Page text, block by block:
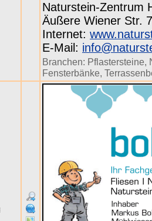
Naturstein-Zentrum
Äußere Wiener Str.
Internet:
E-Mail:
Branchen: Pflastersteine,
Fensterbänke,